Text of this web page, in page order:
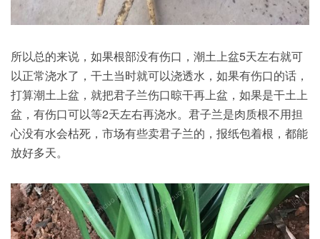
所以总的来说，如果根部没有伤口，潮土上盆5天左右就可
以正常浇水了，干土当时就可以浇透水，如果有伤口的话，
打算潮土上盆，就把君子兰伤口晾干再上盆，如果是干土上
盆，有伤口可以等2天左右再浇水。君子兰是肉质根不用担
心没有水会枯死，市场有些卖君子兰的，报纸包着根，都能
放好多天。